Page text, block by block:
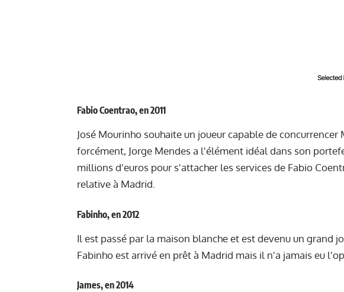
Fabio Coentrao, en 2011
José Mourinho souhaite un joueur capable de concurrencer
forcément, Jorge Mendes a l'élément idéal dans son
millions d'euros pour s'attacher les services de Fabio
relative à Madrid.
Fabinho, en 2012
Il est passé par la maison blanche et est devenu un grand
Fabinho est arrivé en prêt à Madrid mais il n'a jamais eu
James, en 2014